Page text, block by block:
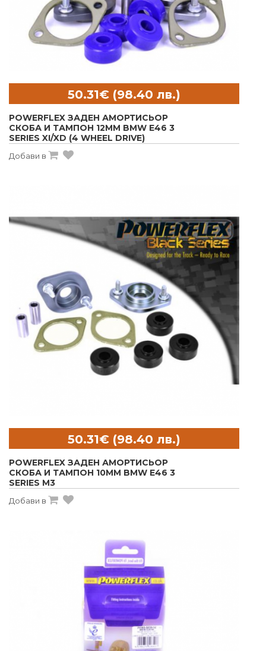
POWERFLEX ЗАДЕН АМОРТИСЬОР
СКОБА И ТАМПОН 12MM BMW E46 3
SERIES XI/XD (4 WHEEL DRIVE)
Добави в
POWERFLEX ЗАДЕН АМОРТИСЬОР
СКОБА И ТАМПОН 10MM BMW E46 3
SERIES M3
Добави в